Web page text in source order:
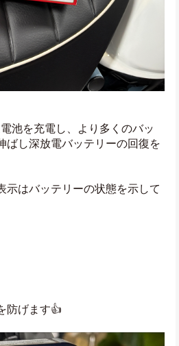
池を充電し、より多くのバッ
ばし深放電バッテリーの回復を
示はバッテリーの状態を示して
防げます👍